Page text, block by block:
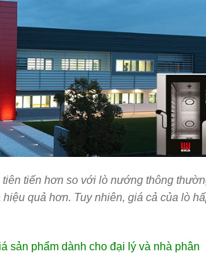
tiến hơn so với lò nướng thông
quả hơn. Tuy nhiên, giá cả của lò
sản phẩm dành cho đại lý và nhà phân